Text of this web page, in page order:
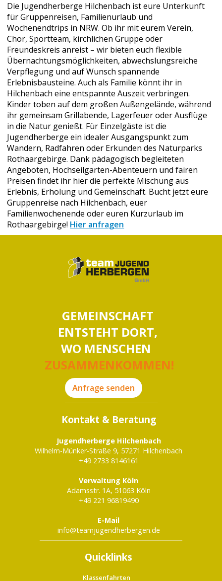
Die Jugendherberge Hilchenbach ist eure Unterkunft
für Gruppenreisen, Familienurlaub und
Wochenendtrips in NRW. Ob ihr mit eurem Verein,
Chor, Sportteam, kirchlichen Gruppe oder
Freundeskreis anreist – wir bieten euch flexible
Übernachtungsmöglichkeiten, abwechslungsreiche
Verpflegung und auf Wunsch spannende
Erlebnisbausteine. Auch als Familie könnt ihr in
Hilchenbach eine entspannte Auszeit verbringen.
Kinder toben auf dem großen Außengelände, während
ihr gemeinsam Grillabende, Lagerfeuer oder Ausflüge
in die Natur genießt. Für Einzelgäste ist die
Jugendherberge ein idealer Ausgangspunkt zum
Wandern, Radfahren oder Erkunden des Naturparks
Rothaargebirge. Dank pädagogisch begleiteten
Angeboten, Hochseilgarten-Abenteuern und fairen
Preisen findet ihr hier die perfekte Mischung aus
Erlebnis, Erholung und Gemeinschaft. Bucht jetzt eure
Gruppenreise nach Hilchenbach, euer
Familienwochenende oder euren Kurzurlaub im
Rothaargebirge! Hier anfragen
GEMEINSCHAFT
ENTSTEHT DORT,
WO MENSCHEN
ZUSAMMENKOMMEN!
Anfrage senden
Kontakt & Beratung
Jugendherberge Hilchenbach
Wilhelm-Münker-Straße 9, 57271 Hilchenbach
+49 2733 8146161
Verwaltung Köln
Adamsstr. 1A, 51063 Köln
+49 221 96819490
E-Mail
info@teamjugendherbergen.de
Quicklinks
Klassenfahrten